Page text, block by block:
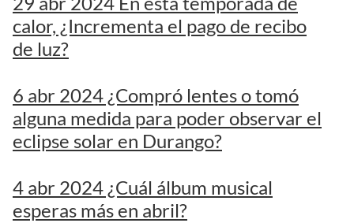
calor, ¿Incrementa el pago de recibo
de luz?
6 abr 2024 ¿Compró lentes o tomó
alguna medida para poder observar el
eclipse solar en Durango?
4 abr 2024 ¿Cuál álbum musical
esperas más en abril?